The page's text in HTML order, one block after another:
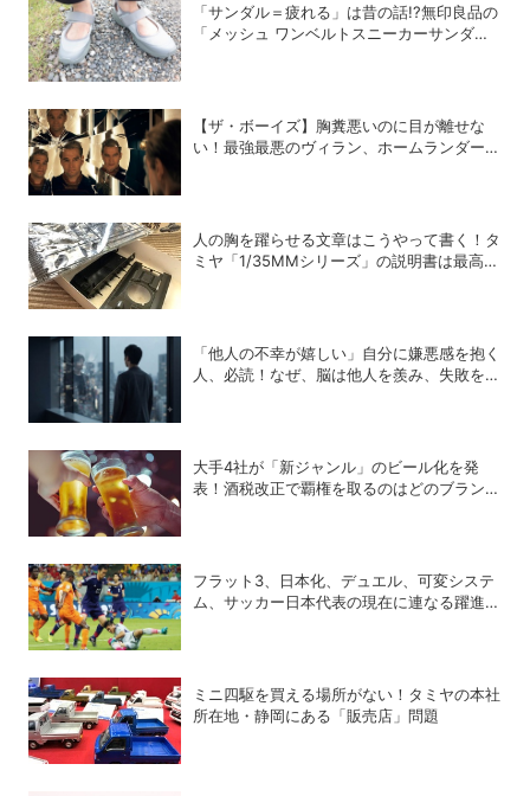
「サンダル＝疲れる」は昔の話!?無印良品の
「メッシュ ワンベルトスニーカーサンダ
【ザ・ボーイズ】胸糞悪いのに目が離せな
い！最強最悪のヴィラン、ホームランダーの
人の胸を躍らせる文章はこうやって書く！タ
ミヤ「1/35MMシリーズ」の説明書は最高の
「他人の不幸が嬉しい」自分に嫌悪感を抱く
人、必読！なぜ、脳は他人を羨み、失敗を喜
大手4社が「新ジャンル」のビール化を発
表！酒税改正で覇権を取るのはどのブランド
フラット3、日本化、デュエル、可変システ
ム、サッカー日本代表の現在に連なる躍進の
ミニ四駆を買える場所がない！タミヤの本社
所在地・静岡にある「販売店」問題